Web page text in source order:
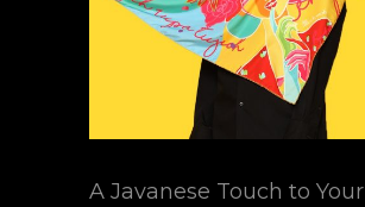
A Javanese Touch to Your